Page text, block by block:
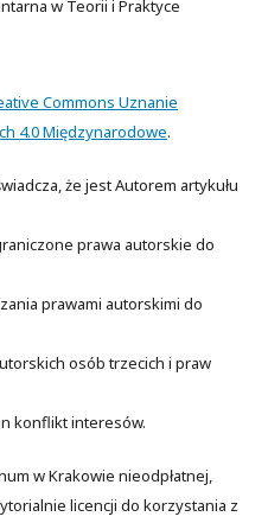
w Teorii i Praktyce
Commons Uznanie
4.0 Międzynarodowe.
że jest Autorem artykułu
prawa autorskie do
prawami autorskimi do
osób trzecich i praw
konflikt interesów.
w Krakowie nieodpłatnej,
licencji do korzystania z